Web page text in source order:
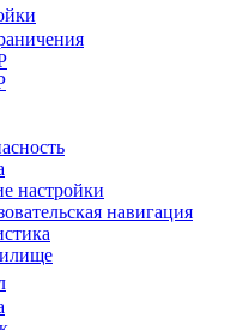
настройки
навигация